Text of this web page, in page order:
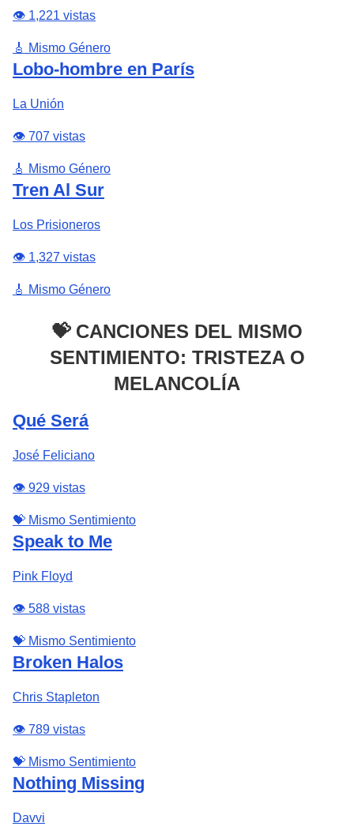
👁️ 1,221 vistas
🎸 Mismo Género
Lobo-hombre en París
La Unión
👁️ 707 vistas
🎸 Mismo Género
Tren Al Sur
Los Prisioneros
👁️ 1,327 vistas
🎸 Mismo Género
💝 CANCIONES DEL MISMO
SENTIMIENTO: TRISTEZA O
MELANCOLÍA
Qué Será
José Feliciano
👁️ 929 vistas
💝 Mismo Sentimiento
Speak to Me
Pink Floyd
👁️ 588 vistas
💝 Mismo Sentimiento
Broken Halos
Chris Stapleton
👁️ 789 vistas
💝 Mismo Sentimiento
Nothing Missing
Davvi